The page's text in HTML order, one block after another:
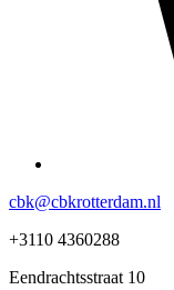
cbk@cbkrotterdam.nl
+3110 4360288
Eendrachtsstraat 10